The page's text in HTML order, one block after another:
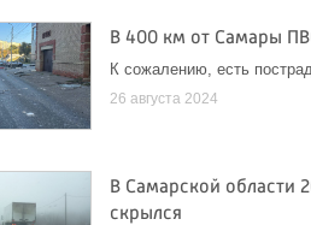
В 400 км от Самары
К сожалению, есть
26 августа 2024
В Самарской области
скрылся